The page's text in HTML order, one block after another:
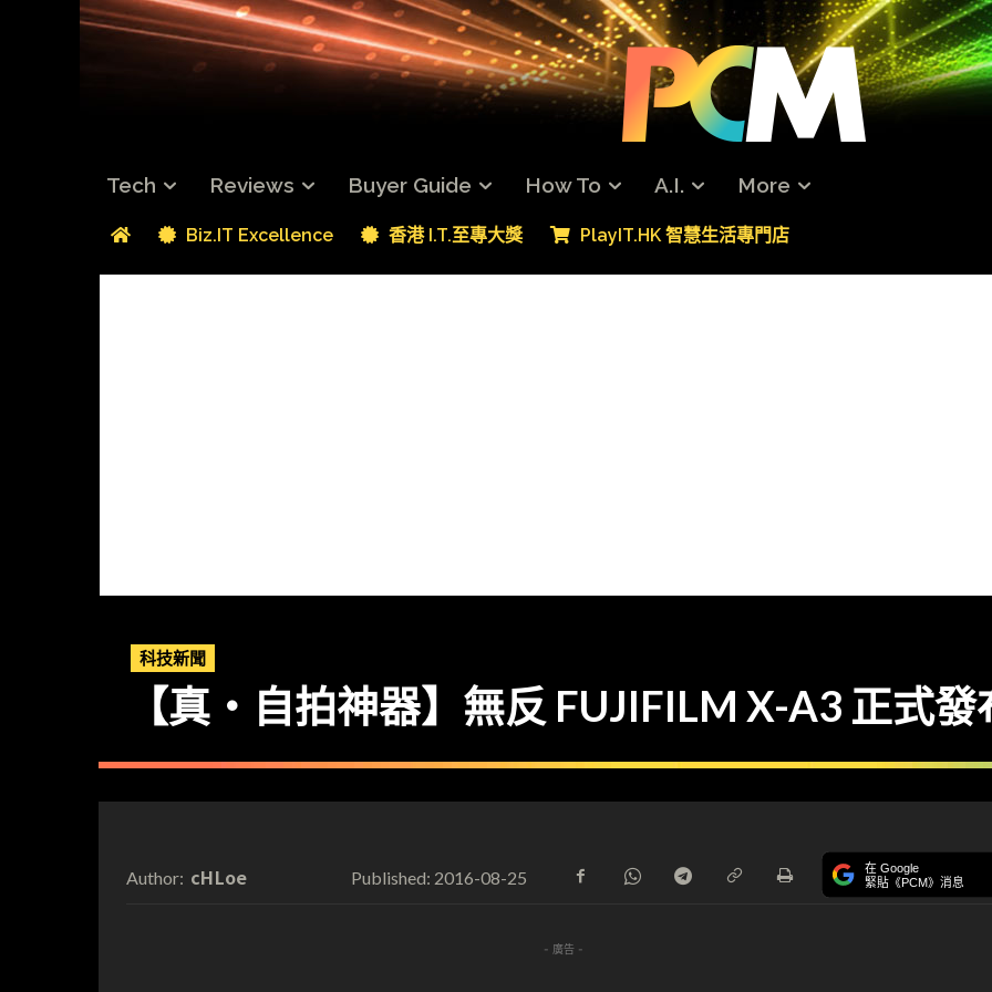
Tech Reviews Buyer Guide How To A.I. More
Biz.IT Excellence 香港 I.T.至專大獎 PlayIT.HK 智慧生活專門店
科技新聞
【真・自拍神器】無反 FUJIFILM X-A3 正式發
Author: cHLoe Published: 2016-08-25 在 Google
緊貼《PCM》消息
- 廣告 -